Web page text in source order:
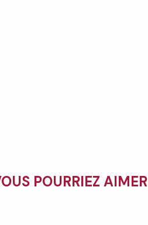
POURRIEZ AIMER